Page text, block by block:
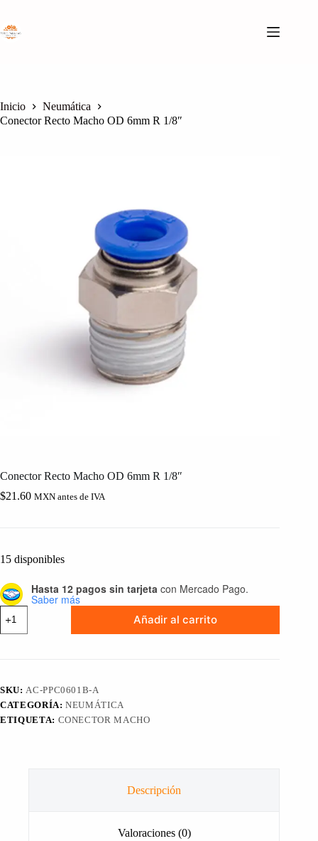
contenido
Inicio
Neumática
Conector Recto Macho OD 6mm R 1/8″
Conector Recto Macho OD 6mm R 1/8″
$21.60 MXN antes de IVA
15 disponibles
Hasta 12 pagos sin tarjeta con Mercado Pago.
Saber más
Recto
Macho
cantidad
Añadir al carrito
SKU: AC-PPC0601B-A
CATEGORÍA:NEUMÁTICA
ETIQUETA: CONECTOR MACHO
Descripción
Valoraciones (0)